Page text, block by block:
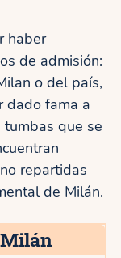
haber
de admisión:
o del país,
dado fama a
tumbas que se
repartidas
de Milán.